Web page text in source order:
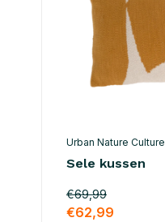
Urban Nature Culture
Sele kussen
€69,99
€62,99